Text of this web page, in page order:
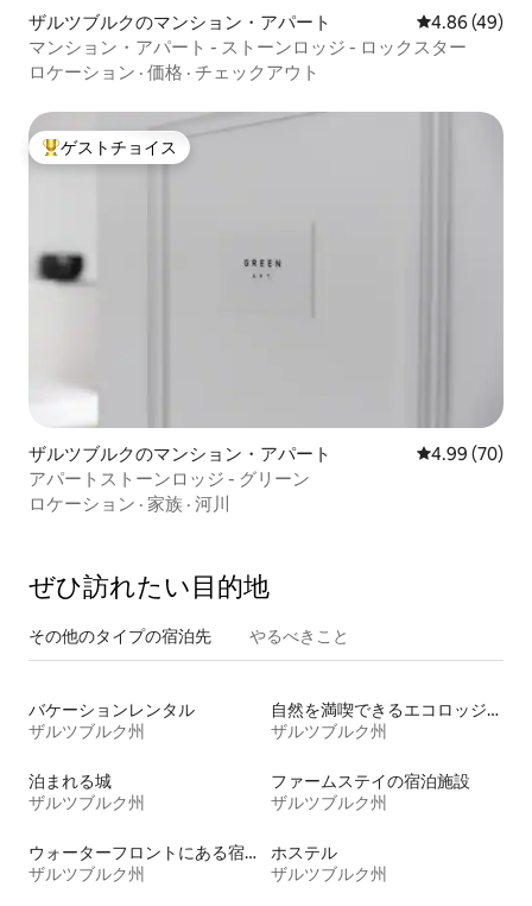
ザルツブルクのマンション・アパート レビュー49
4.86 (49)
マンション・アパート - ストーンロッジ - ロックスター
ロケーション · 価格 · チェックアウト
大好評のゲストチョイスです。
ゲストチョイス
ザルツブルクのマンション・アパート レビュー70
4.99 (70)
アパートストーンロッジ - グリーン
ロケーション · 家族 · 河川
ぜひ訪⁠れ⁠た⁠い目⁠的⁠地
その他のタ⁠イ⁠プ⁠の宿⁠泊⁠先 やるべきこと
バケーションレンタル
ザルツブルク州
自然を満喫できるエコロッジの宿泊施設
ザルツブルク州
泊まれる城
ザルツブルク州
ファームステイの宿泊施設
ザルツブルク州
ウォーターフロントにある宿泊施設
ザルツブルク州
ホステル
ザルツブルク州